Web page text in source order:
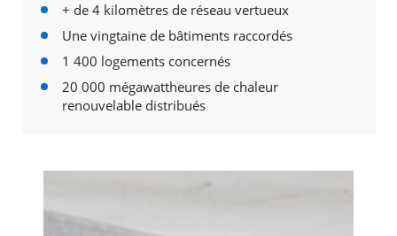
+ de 4 kilomètres de réseau vertueux
Une vingtaine de bâtiments raccordés
1 400 logements concernés
20 000 mégawattheures de chaleur
renouvelable distribués